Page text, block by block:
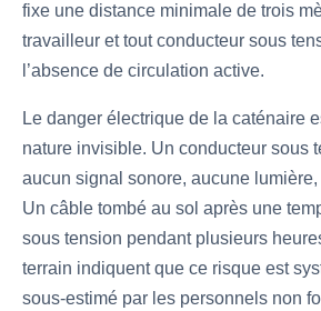
fixe une distance minimale de trois
travailleur et tout conducteur sous
l’absence de circulation active.
Le danger électrique de la caténaire
nature invisible. Un conducteur sous
aucun signal sonore, aucune
Un câble tombé au sol après une
sous tension pendant plusieurs
terrain indiquent que ce risque est
sous-estimé par les personnels non